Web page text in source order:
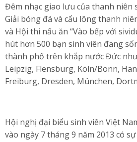
Đêm nhạc giao lưu của thanh niên
Giải bóng đá và cẩu lông thanh
và Hội thi nấu ăn “Vào bếp với
hút hơn 500 bạn sinh viên đang
thành phố trên khắp nước Đức
Leipzig, Flensburg, Köln/Bonn,
Freiburg, Dresden, München,
Hội nghị đại biểu sinh viên Việt
vào ngày 7 tháng 9 năm 2013 có